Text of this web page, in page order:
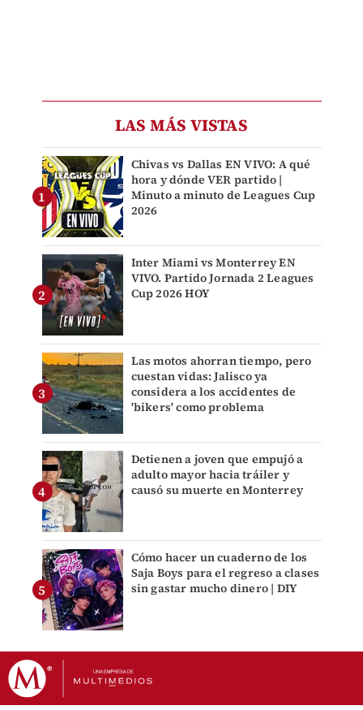
LAS MÁS VISTAS
Chivas vs Dallas EN VIVO: A qué
hora y dónde VER partido |
Minuto a minuto de Leagues Cup
2026
Inter Miami vs Monterrey EN
VIVO. Partido Jornada 2 Leagues
Cup 2026 HOY
Las motos ahorran tiempo, pero
cuestan vidas: Jalisco ya
considera a los accidentes de
'bikers' como problema
Detienen a joven que empujó a
adulto mayor hacia tráiler y
causó su muerte en Monterrey
Cómo hacer un cuaderno de los
Saja Boys para el regreso a clases
sin gastar mucho dinero | DIY